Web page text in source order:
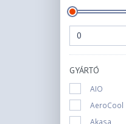
GYÁRTÓ
AIO
AeroCool
Akasa